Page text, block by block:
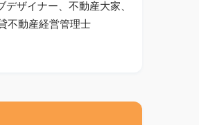
デザイナー、不動産大家、
不動産経営管理士